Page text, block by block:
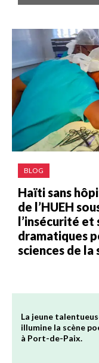
BLOG
Haïti sans
de l’HUEH
l’insécurité et
dramatiques
sciences de la
La jeune
illumine la scène
à Port-de-Paix.